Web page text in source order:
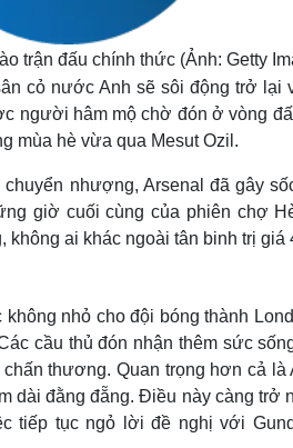
trận đấu chính thức (Ảnh: Getty
cỏ nước Anh sẽ sôi động trở lại
người hâm mộ chờ đón ở vòng
mùa hè vừa qua Mesut Ozil.
nhượng, Arsenal đã gây
giờ cuối cùng của phiên chợ
ai khác ngoài tân binh trị giá
nhỏ cho đội bóng thành
cầu thủ đón nhận thêm sức
thương. Quan trọng hơn cả
dài đằng đẵng. Điều này càng trở
tiếp tục ngỏ lời đề nghị với